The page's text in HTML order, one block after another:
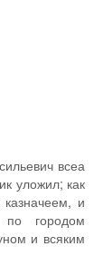
всеа
уложил; как
и
городом
и всяким